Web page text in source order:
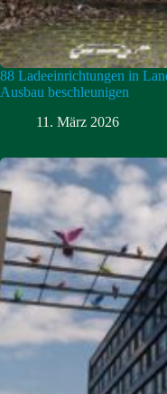
88 Ladeeinrichtungen in
Ausbau beschleunigen
11. März 2026